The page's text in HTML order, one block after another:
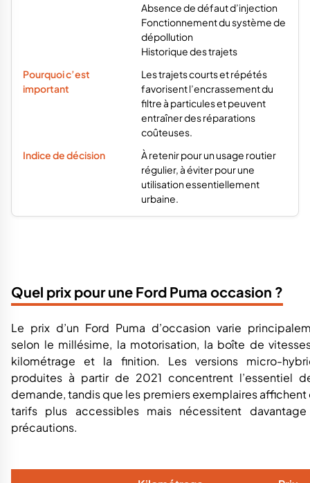
Absence de défaut d’injection
Fonctionnement du système de
dépollution
Historique des trajets
Les trajets courts et répétés
favorisent l’encrassement du
filtre à particules et peuvent
entraîner des réparations
coûteuses.
À retenir pour un usage routier
régulier, à éviter pour une
utilisation essentiellement
urbaine.
Quel prix pour une Ford Puma occasion ?
Le prix d’un Ford Puma d’occasion varie
selon le millésime, la motorisation, la boîte de
kilométrage et la finition. Les versions micro-
produites à partir de 2021 concentrent l’essentiel
demande, tandis que les premiers exemplaires affichent
tarifs plus accessibles mais nécessitent
précautions.